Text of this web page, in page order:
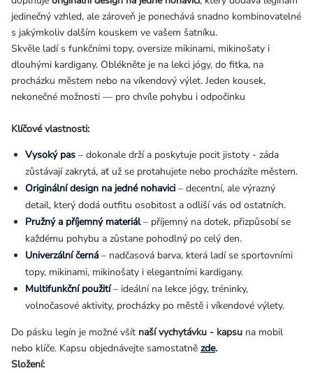
jedinečný vzhled, ale zároveň je ponechává snadno kombinovatelné
s jakýmkoliv dalším kouskem ve vašem šatníku.
Skvěle ladí s funkčními topy, oversize mikinami, mikinošaty i
dlouhými kardigany. Oblékněte je na lekci jógy, do fitka, na
procházku městem nebo na víkendový výlet. Jeden kousek,
nekonečné možnosti — pro chvíle pohybu i odpočinku
Klíčové vlastnosti:
Vysoký pas – dokonale drží a poskytuje pocit jistoty - záda
zůstávají zakrytá, ať už se protahujete nebo procházíte městem.
Originální design na jedné nohavici – decentní, ale výrazný
detail, který dodá outfitu osobitost a odliší vás od ostatních.
Pružný a příjemný materiál– příjemný na dotek, přizpůsobí se
každému pohybu a zůstane pohodlný po celý den.
Univerzální černá – nadčasová barva, která ladí se sportovními
topy, mikinami, mikinošaty i elegantními kardigany.
Multifunkční použití– ideální na lekce jógy, tréninky,
volnočasové aktivity, procházky po městě i víkendové výlety.
Do pásku legín je možné všít naší vychytávku - kapsu na mobil
nebo klíče. Kapsu objednávejte samostatně zde.
Složení: